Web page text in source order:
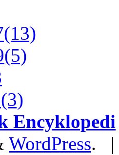
Encyklopedi
WordPress.